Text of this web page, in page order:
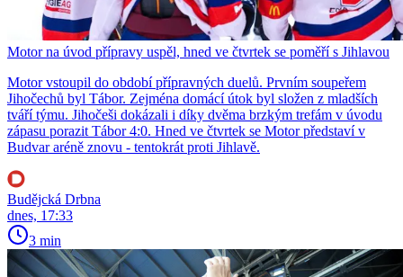
Motor na úvod přípravy uspěl, hned ve čtvrtek se poměří s Jihlavou
Motor vstoupil do období přípravných duelů. Prvním soupeřem
Jihočechů byl Tábor. Zejména domácí útok byl složen z mladších
tváří týmu. Jihočeši dokázali i díky dvěma brzkým trefám v úvodu
zápasu porazit Tábor 4:0. Hned ve čtvrtek se Motor představí v
Budvar aréně znovu - tentokrát proti Jihlavě.
Budějcká Drbna
dnes, 17:33
3 min